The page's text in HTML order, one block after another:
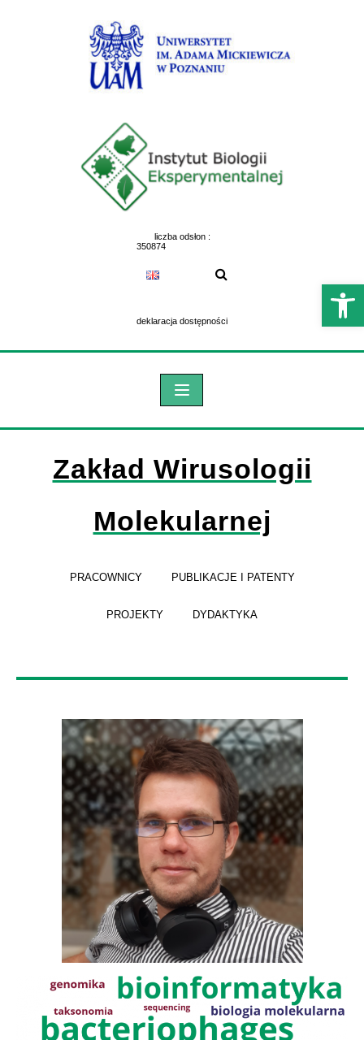
liczba odsłon :
350874
deklaracja dostępności
Zakład Wirusologii
Molekularnej
PRACOWNICY PUBLIKACJE I PATENTY
PROJEKTY DYDAKTYKA